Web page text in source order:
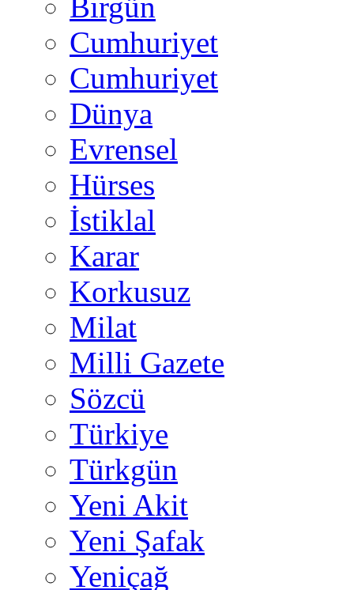
Birgün
Cumhuriyet
Cumhuriyet
Dünya
Evrensel
Hürses
İstiklal
Karar
Korkusuz
Milat
Milli Gazete
Sözcü
Türkiye
Türkgün
Yeni Akit
Yeni Şafak
Yeniçağ